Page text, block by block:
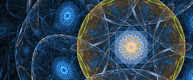
HEALING VAN EEN PLAATS
AARDE HEALING
CELTIC REIKI
LINKS